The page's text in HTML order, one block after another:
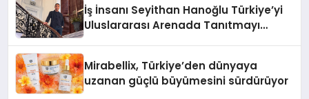
İş İnsanı Seyithan Hanoğlu Türkiye’yi
Uluslararası Arenada Tanıtmayı
Mirabellix, Türkiye’den dünyaya
uzanan güçlü büyümesini sürdürüyor